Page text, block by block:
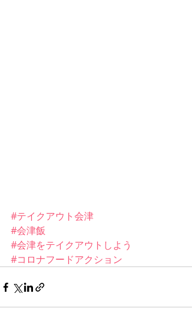
#テイクアウト会津
#会津飯
#会津をテイクアウトしよう
#コロナフードアクション